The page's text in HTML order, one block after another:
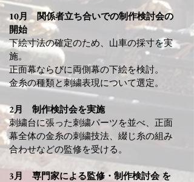
10月 関係者立ち合いでの制作検討会の
開始
下絵寸法の確定のため、山車の採寸を実
施。
正面幕ならびに両側幕の下絵を検討。
金糸の種類と刺繍表現について選定。
2月 制作検討会を実施
刺繍台に張った刺繍パーツを並べ、正面
幕全体の金糸の刺繍技法、綴じ糸の組み
合わせなどの監修を受ける。
3月 専門家による監修・制作検討会 を